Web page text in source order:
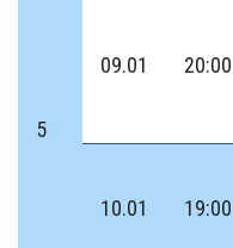
5
09.01 20:00
10.01 19:00